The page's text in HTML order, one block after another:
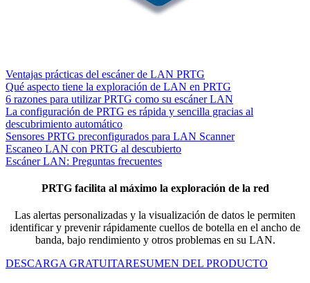
Ventajas prácticas del escáner de LAN PRTG
Qué aspecto tiene la exploración de LAN en PRTG
6 razones para utilizar PRTG como su escáner LAN
La configuración de PRTG es rápida y sencilla gracias al
descubrimiento automático
Sensores PRTG preconfigurados para LAN Scanner
Escaneo LAN con PRTG al descubierto
Escáner LAN: Preguntas frecuentes
PRTG facilita al máximo la exploración de la red
Las alertas personalizadas y la visualización de datos le permiten
identificar y prevenir rápidamente cuellos de botella en el ancho de
banda, bajo rendimiento y otros problemas en su LAN.
DESCARGA GRATUITARESUMEN DEL PRODUCTO